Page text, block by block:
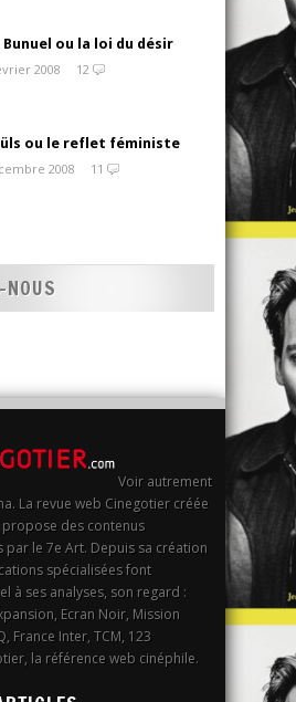
Bunuel ou la loi du désir
2008
12
ou le reflet féministe
2008
11
NOUS
Voir autrement
La revue web Cinegotier créée
des contenus
par le 7e Art. Depuis sa création
spécialisées font
à ses analyses, son regard :
Ecran Noir, Mission
France Inter, TCM, 123
la référence web cinéphile.